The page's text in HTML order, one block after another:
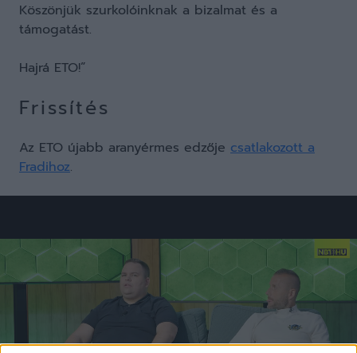
Köszönjük szurkolóinknak a bizalmat és a
támogatást.
Hajrá ETO!”
Frissítés
Az ETO újabb aranyérmes edzője csatlakozott a
Fradihoz.